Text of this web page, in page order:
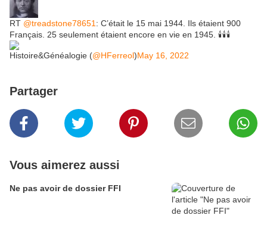
RT @treadstone78651 : C’était le 15 mai 1944. Ils étaient 900
Français. 25 seulement étaient encore en vie en 1945. 🕯🕯🕯
Histoire&Généalogie (@HFerreol)May 16, 2022
Partager
Vous aimerez aussi
Ne pas avoir de dossier FFI